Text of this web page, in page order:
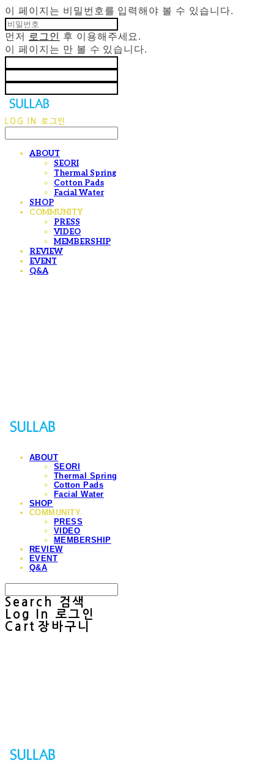
이 페이지는 비밀번호를 입력해야 볼 수 있습니다.
먼저 로그인 후 이용해주세요.
이 페이지는 만 볼 수 있습니다.
LOG IN 로그인
ABOUT
SEORI
Thermal Spring
Cotton Pads
Facial Water
SHOP
COMMUNITY
PRESS
VIDEO
MEMBERSHIP
REVIEW
EVENT
Q&A
ABOUT
SEORI
Thermal Spring
Cotton Pads
Facial Water
SHOP
COMMUNITY
PRESS
VIDEO
MEMBERSHIP
REVIEW
EVENT
Q&A
Search
검색
Log In
로그인
Cart 장바구니